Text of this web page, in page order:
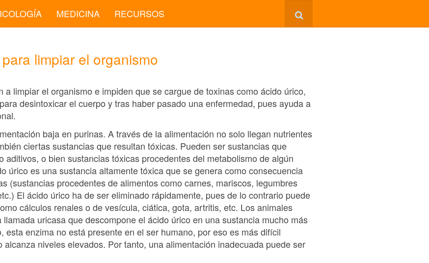
MEDICINA RECURSOS
limpiar el organismo
a limpiar el organismo e impiden que se cargue de toxinas como ácido úrico,
desintoxicar el cuerpo y tras haber pasado una enfermedad, pues ayuda a
baja en purinas. A través de la alimentación no solo llegan nutrientes
ciertas sustancias que resultan tóxicas. Pueden ser sustancias que
aditivos, o bien sustancias tóxicas procedentes del metabolismo de algún
úrico es una sustancia altamente tóxica que se genera como consecuencia
(sustancias procedentes de alimentos como carnes, mariscos, legumbres
El ácido úrico ha de ser eliminado rápidamente, pues de lo contrario puede
cálculos renales o de vesícula, ciática, gota, artritis, etc. Los animales
uricasa que descompone el ácido úrico en una sustancia mucho más
esta enzima no está presente en el ser humano, por eso es más difícil
niveles elevados. Por tanto, una alimentación inadecuada puede ser